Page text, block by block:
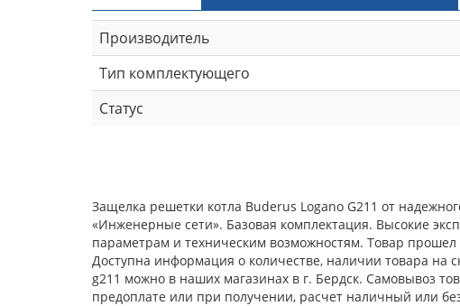
Производитель
Тип комплектующего
Статус
Защелка решетки котла Buderus Logano G211 от
«Инженерные сети». Базовая комплектация. Высокие
параметрам и техническим возможностям. Товар прошел
Доступна информация о количестве, наличии товара на
g211 можно в наших магазинах в г. Бердск. Самовывоз
предоплате или при получении, расчет наличный или